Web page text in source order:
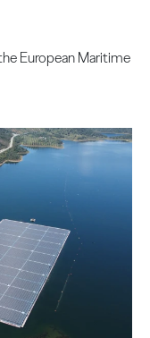
European Maritime